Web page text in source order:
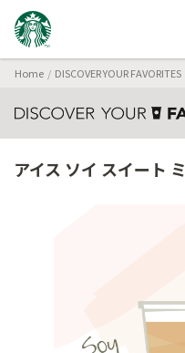
Home DISCOVER YOUR FAVORITES
アイス ソイ スイート